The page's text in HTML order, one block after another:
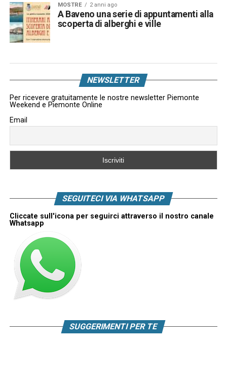
MOSTRE 2 anni ago
A Baveno una serie di appuntamenti alla
scoperta di alberghi e ville
NEWSLETTER
Per ricevere gratuitamente le nostre newsletter Piemonte
Weekend e Piemonte Online
Email
SEGUITECI VIA WHATSAPP
Cliccate sull'icona per seguirci attraverso il nostro canale
Whatsapp
SUGGERIMENTI PER TE